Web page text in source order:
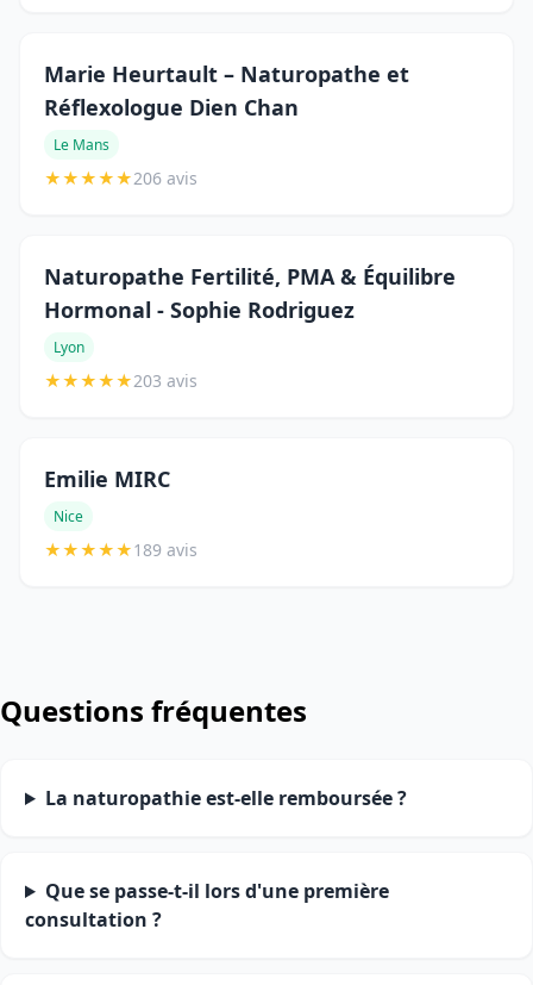
Marie Heurtault – Naturopathe et
Réflexologue Dien Chan
Le Mans
★★★★★206 avis
Naturopathe Fertilité, PMA & Équilibre
Hormonal - Sophie Rodriguez
Lyon
★★★★★203 avis
Emilie MIRC
Nice
★★★★★189 avis
Questions fréquentes
La naturopathie est-elle remboursée ?
Que se passe-t-il lors d'une première
consultation ?